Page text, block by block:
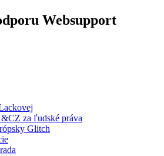
Websupport
za ľudské práva
Glitch